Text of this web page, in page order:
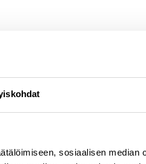
sosiaalisen median